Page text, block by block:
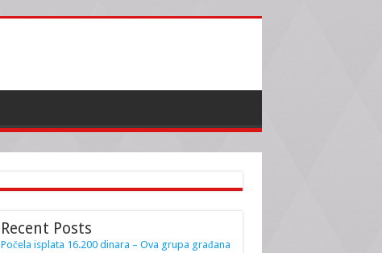
Recent Posts
Počela isplata 16.200 dinara – Ova grupa građana